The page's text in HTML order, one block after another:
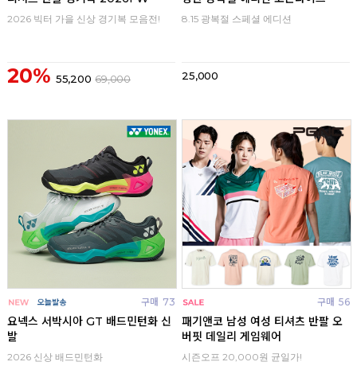
2026 빅터 가을 신상 경기복 모음전!
20% 55,200 69,000
8.15 광복절 스페셜 에디션
25,000
구매 73
요넥스 서박시아 GT 배드민턴화 신
발
2026 신상 배드민턴화
구매 56
패기앤코 남성 여성 티셔츠 반팔 오
버핏 데일리 게임웨어
시즌오프 20,000원 균일가!